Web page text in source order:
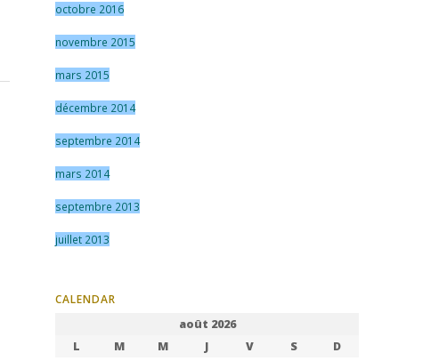
octobre 2016
novembre 2015
mars 2015
décembre 2014
septembre 2014
mars 2014
septembre 2013
juillet 2013
CALENDAR
août 2026
L
M M J V S D